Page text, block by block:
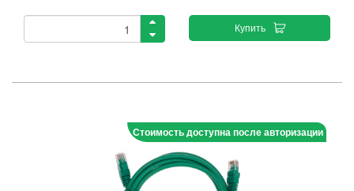
Купить
Стоимость доступна после авторизации